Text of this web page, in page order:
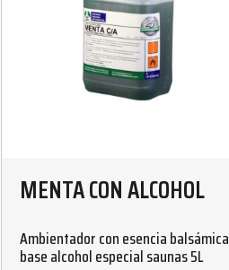
MENTA CON ALCOHOL
Ambientador con esencia balsámica
base alcohol especial saunas 5L